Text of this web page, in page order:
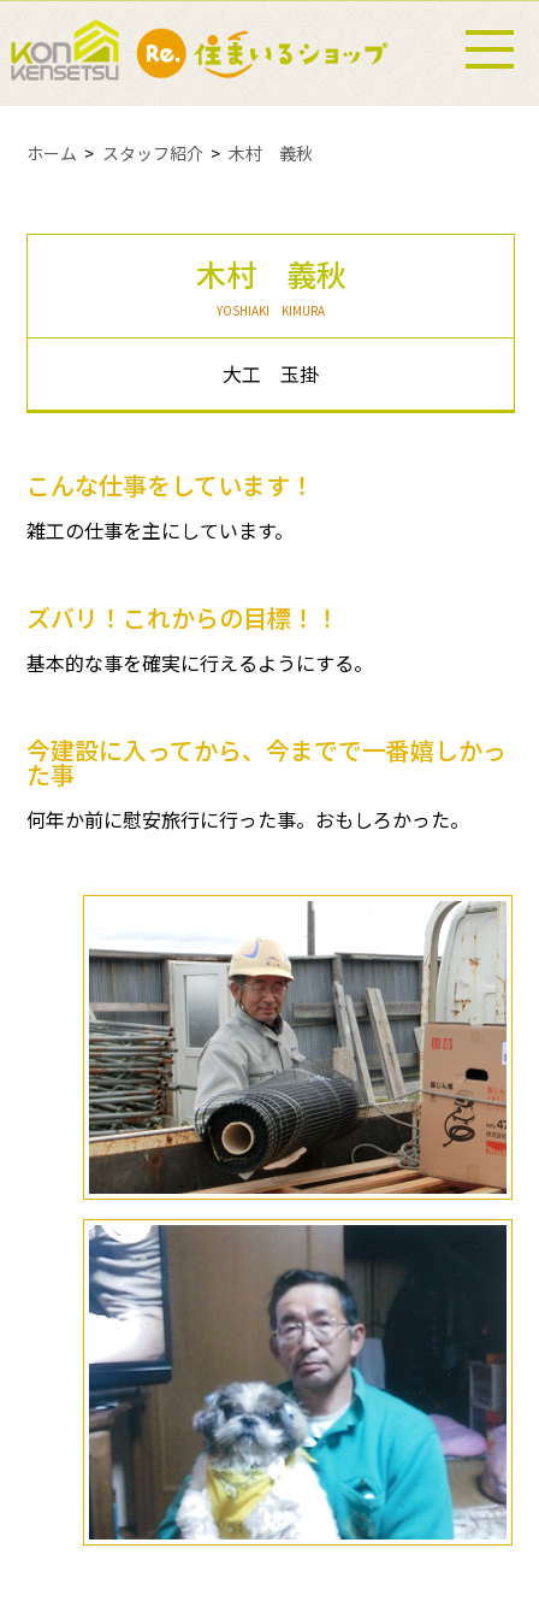
ホーム スタッフ紹介 木村 義秋
木村 義秋
YOSHIAKI KIMURA
大工 玉掛
こんな仕事をしています！
雑工の仕事を主にしています。
ズバリ！これからの目標！！
基本的な事を確実に行えるようにする。
今建設に入ってから、今までで一番嬉しかっ
た事
何年か前に慰安旅行に行った事。おもしろかった。